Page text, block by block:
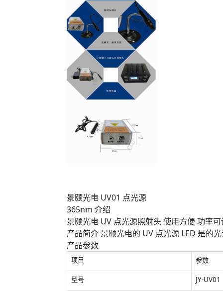
景颐光电 UV01 点光源
365nm 介绍
景颐光电 UV 点光源照射头 使用方便 功率
产品简介 景颐光电的 UV 点光源 LED 是的
产品参数
项目 参数
型号 JY-UV01